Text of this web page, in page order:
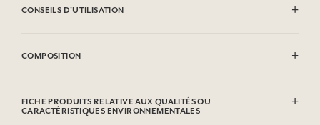
CONSEILS D'UTILISATION
COMPOSITION
Aqua (Water), Glycerin, C12-15 Alkyl Benzoate, Ethylhexyl Stearate,
Parfum (Fragrance), Oleth-20, Sorbitan Stearate, Cetyl Alcohol,
FICHE PRODUITS RELATIVE AUX QUALITÉS OU
CARACTÉRISTIQUES ENVIRONNEMENTALES